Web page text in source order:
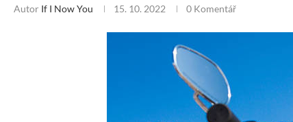
Autor If I Now You 15. 10. 2022 0 Komentář